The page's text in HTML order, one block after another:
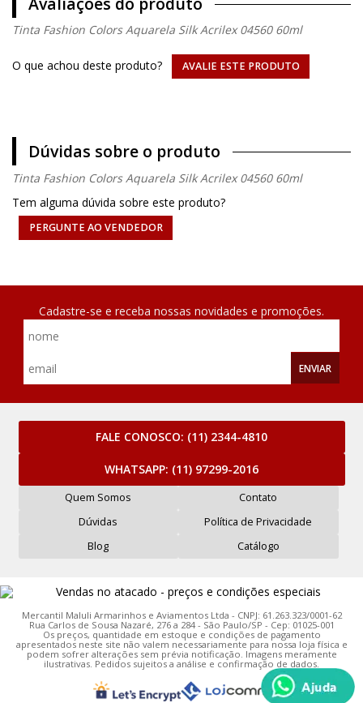
Tinta Fashion Colors Aquarela Silk Acrilex 04560 60ml
O que achou deste produto? AVALIE ESTE PRODUTO
Dúvidas sobre o produto
Tinta Fashion Colors Aquarela Silk Acrilex 04560 60ml
Tem alguma dúvida sobre este produto?
PERGUNTE AO VENDEDOR
Cadastre-se e receba nossas novidades e promoções.
ENVIAR
FALE CONOSCO: (11) 2344-4810
WHATSAPP: (11) 97299-2016
Quem Somos
Contato
Dúvidas
Política de Privacidade
Blog
Catálogo
Mercantil Maluli Armarinhos e Aviamentos Ltda - CNPJ: 61.263.323/0001-62
Rua Carlos de Sousa Nazaré, 276 a 284 - São Paulo/SP - Cep: 01025-001
Os preços, quantidade em estoque e condições de pagamento
apresentados neste site não valem necessariamente para nossa loja física e
podem sofrer alterações sem prévia notificação. Imagens meramente
ilustrativas. Pedidos sujeitos a análise e confirmação de dados.